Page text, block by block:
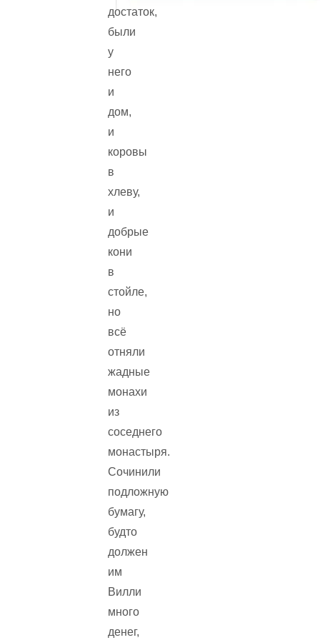
достаток,
были
у
него
и
дом,
и
коровы
в
хлеву,
и
добрые
кони
в
стойле,
но
всё
отняли
жадные
монахи
из
соседнего
монастыря.
Сочинили
подложную
бумагу,
будто
должен
им
Вилли
много
денег,